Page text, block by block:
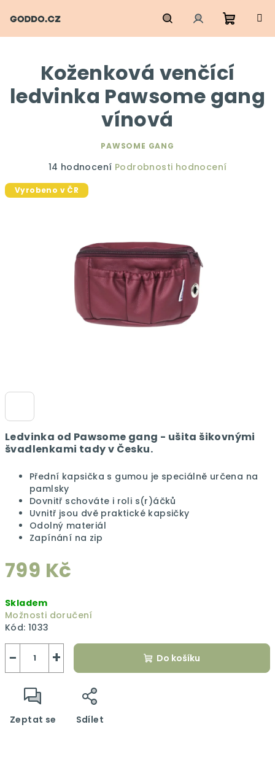
na
HledatPřihlášení
košík
Ledvinka od Pawsome gang - ušita šikovnými
švadlenkami tady v Česku.
Přední kapsička s gumou je speciálně určena na
pamlsky
Dovnitř schováte i roli s(r)áčků
Uvnitř jsou dvě praktické kapsičky
Odolný materiál
Zapínání na zip
799 Kč
cena:
Skladem
Možnosti doručení
Kód: 1033
+
− Do košíku
Zeptat se Sdílet
Koženková venčící
ledvinka Pawsome gang
vínová
PAWSOME GANG
Průměrné
produktu
hvězdiček.
14 hodnocení Podrobnosti hodnocení
Vyrobeno v ČR